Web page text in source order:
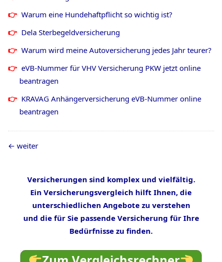
Warum eine Hundehaftpflicht so wichtig ist?
Dela Sterbegeldversicherung
Warum wird meine Autoversicherung jedes Jahr teurer?
eVB-Nummer für VHV Versicherung PKW jetzt online
beantragen
KRAVAG Anhängerversicherung eVB-Nummer online
beantragen
weiter
Versicherungen sind komplex und vielfältig.
Ein Versicherungsvergleich hilft Ihnen, die
unterschiedlichen Angebote zu verstehen
und die für Sie passende Versicherung für Ihre
Bedürfnisse zu finden.